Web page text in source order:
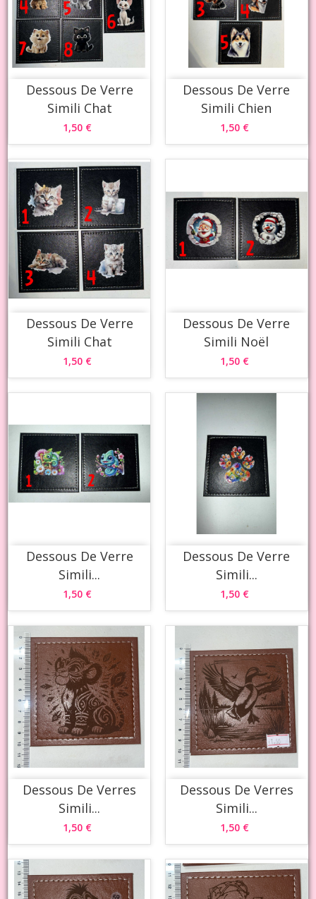
Dessous De Verre
Simili Chat
1,50 €
Dessous De Verre
Simili Chien
1,50 €
Dessous De Verre
Simili Chat
1,50 €
Dessous De Verre
Simili Noël
1,50 €
Dessous De Verre
Simili...
1,50 €
Dessous De Verre
Simili...
1,50 €
Dessous De Verres
Simili...
1,50 €
Dessous De Verres
Simili...
1,50 €